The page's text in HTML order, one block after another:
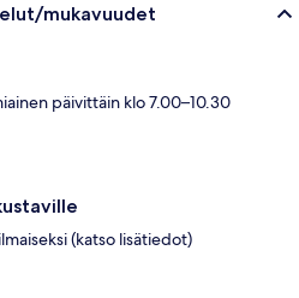
mukavuudet
päivittäin klo 7.00–10.30
(katso lisätiedot)